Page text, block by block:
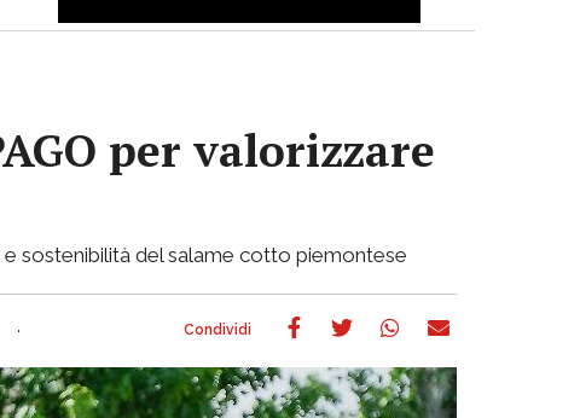
per valorizzare
sostenibilità del salame cotto piemontese